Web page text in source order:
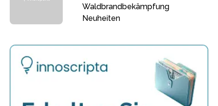
Waldbrandbekämpfung
Neuheiten